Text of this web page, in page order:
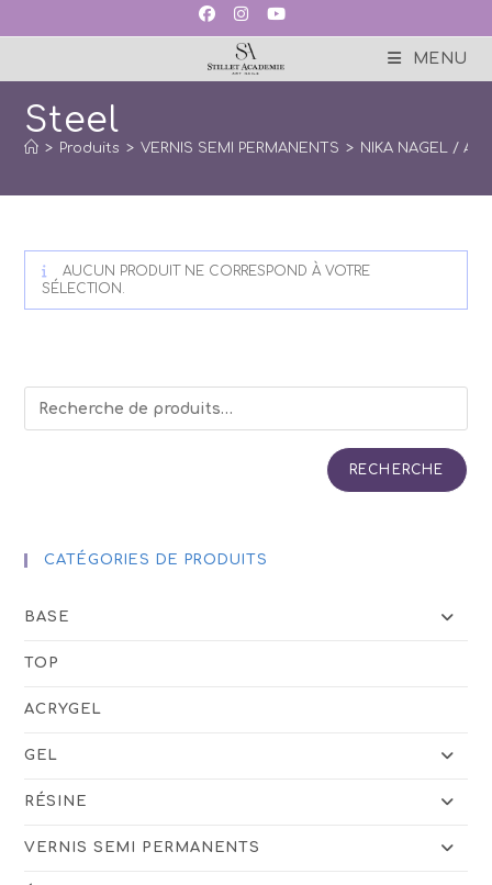
MENU
Steel
> Produits > VERNIS SEMI PERMANENTS > NIKA NAGEL / Art
AUCUN PRODUIT NE CORRESPOND À VOTRE
SÉLECTION.
RECHERCHE
CATÉGORIES DE PRODUITS
BASE
TOP
ACRYGEL
GEL
RÉSINE
VERNIS SEMI PERMANENTS